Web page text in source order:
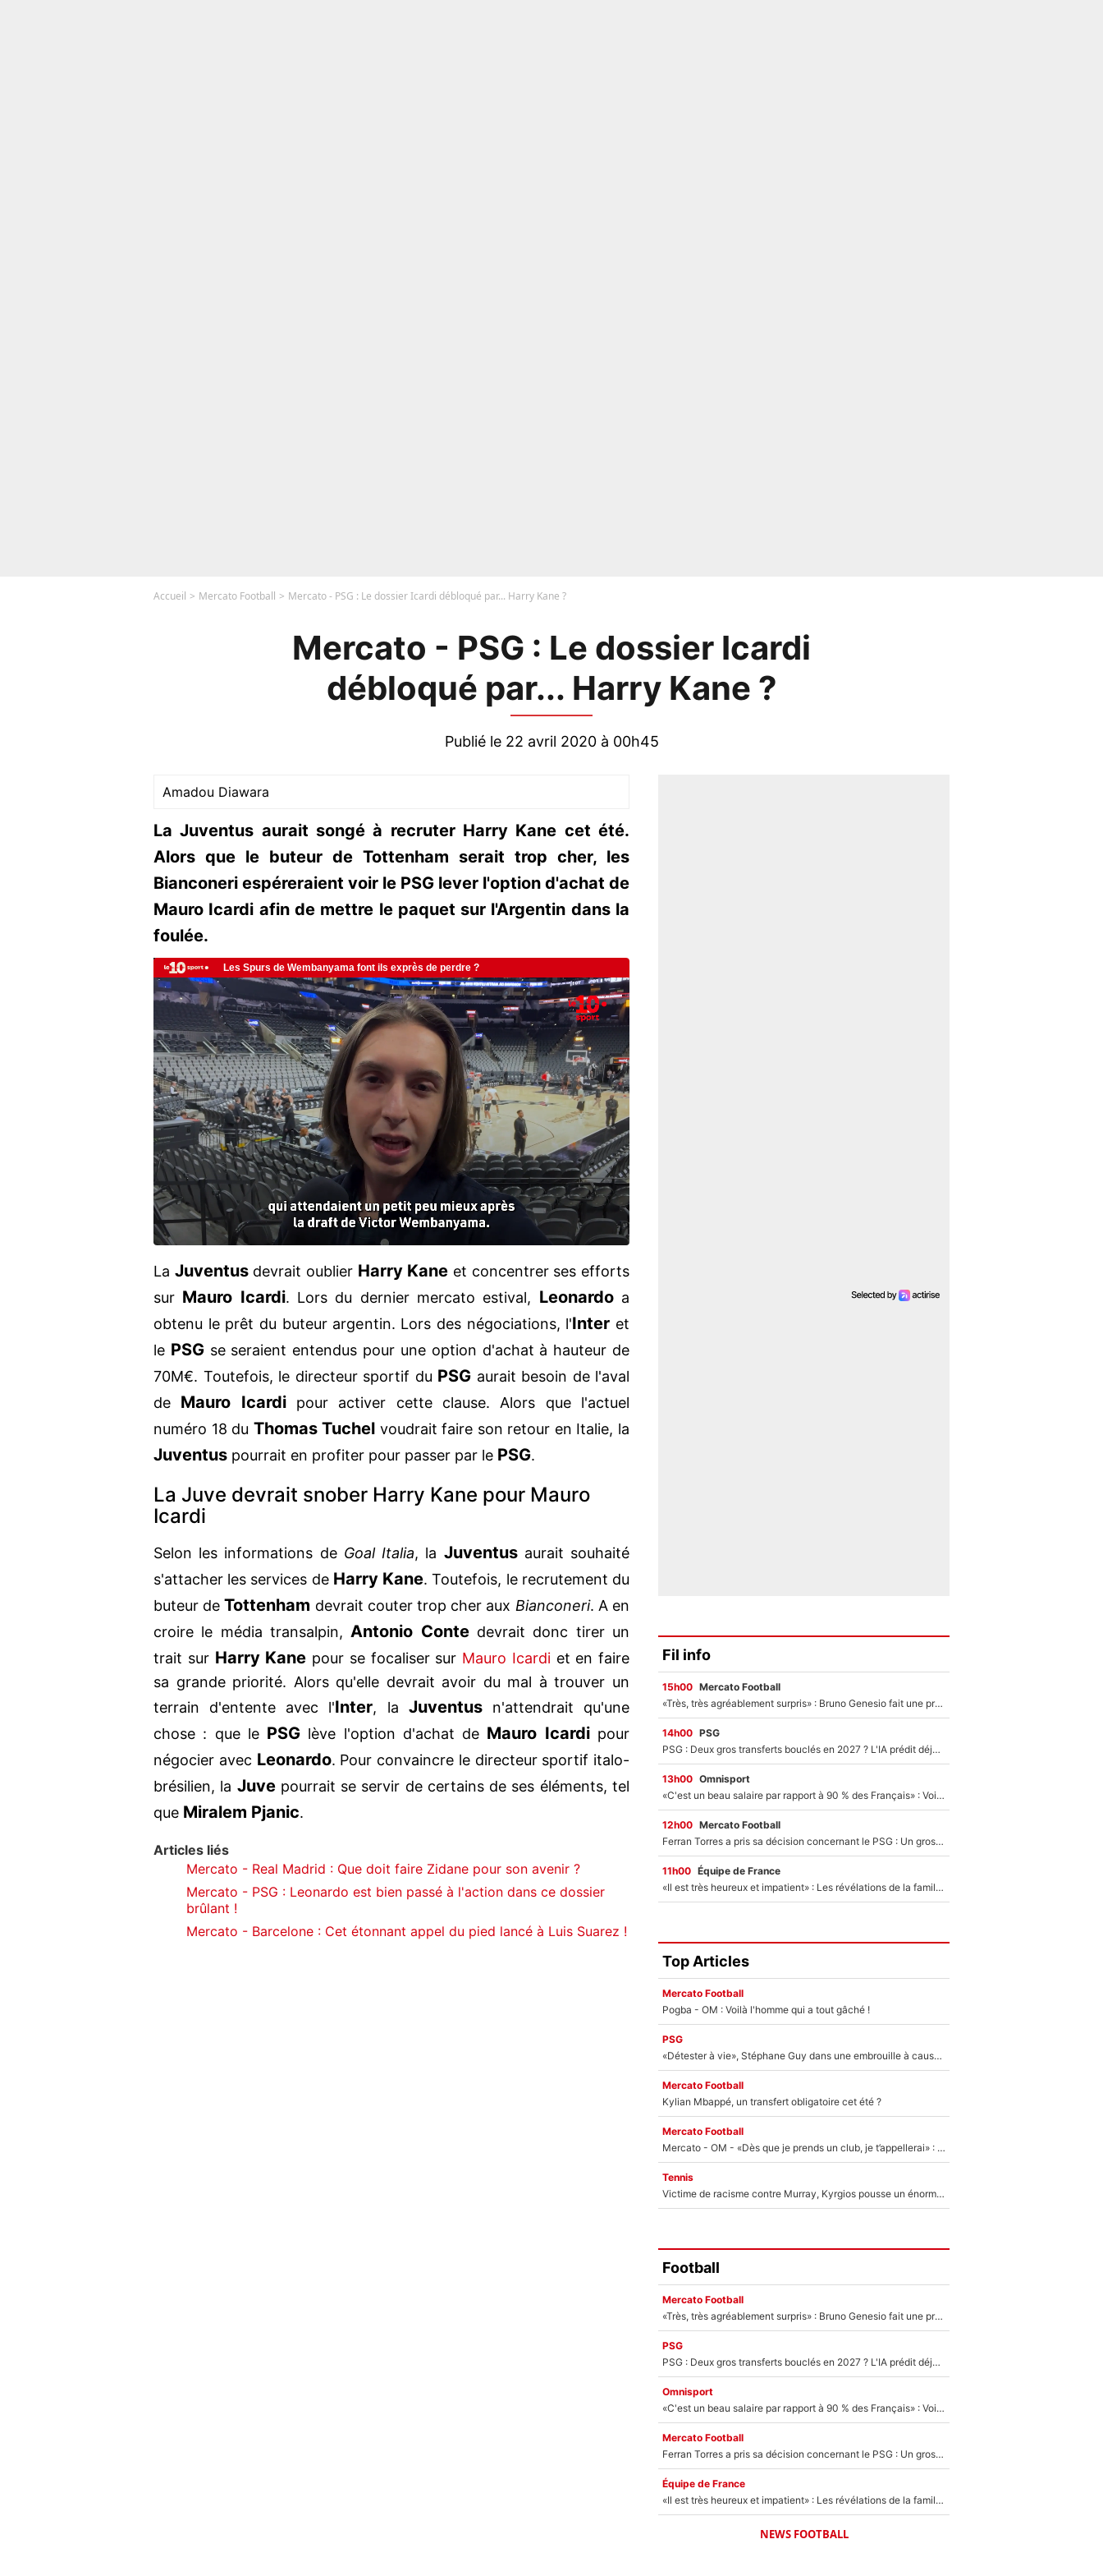
Accueil Mercato Football Mercato - PSG : Le dossier Icardi débloqué par... Harry Kane ?
Mercato - PSG : Le dossier Icardi
débloqué par... Harry Kane ?
Publié le 22 avril 2020 à 00h45
Amadou Diawara
La Juventus aurait songé à recruter Harry Kane cet été.
Alors que le buteur de Tottenham serait trop cher, les
Bianconeri espéreraient voir le PSG lever l'option d'achat de
Mauro Icardi afin de mettre le paquet sur l'Argentin dans la
foulée.
La Juventusdevrait oublier Harry Kane et concentrer ses efforts
sur Mauro Icardi. Lors du dernier mercato estival, Leonardoa
obtenu le prêt du buteur argentin. Lors des négociations, l'Inter et
le PSGse seraient entendus pour une option d'achat à hauteur de
70M€. Toutefois, le directeur sportif du PSG aurait besoin de l'aval
de Mauro Icardipour activer cette clause. Alors que l'actuel
numéro 18 du Thomas Tuchel voudrait faire son retour en Italie, la
Juventus pourrait en profiter pour passer par le PSG.
La Juve devrait snober Harry Kane pour Mauro
Icardi
Selon les informations de Goal Italia, la Juventusaurait souhaité
s'attacher les services de Harry Kane. Toutefois, le recrutement du
buteur deTottenham devrait couter trop cher aux Bianconeri. A en
croire le média transalpin,Antonio Contedevrait donc tirer un
trait sur Harry Kane pour se focaliser sur Mauro Icardiet en faire
sa grande priorité. Alors qu'elle devrait avoir du mal à trouver un
terrain d'entente avec l'Inter, la Juventusn'attendrait qu'une
chose : que le PSG lève l'option d'achat de Mauro Icardipour
négocier avec Leonardo. Pour convaincre le directeur sportif italo-
brésilien, la Juvepourrait se servir de certains de ses éléments, tel
que Miralem Pjanic.
Articles liés
Mercato - Real Madrid : Que doit faire Zidane pour son avenir ?
Mercato - PSG : Leonardo est bien passé à l'action dans ce dossier
brûlant !
Mercato - Barcelone : Cet étonnant appel du pied lancé à Luis Suarez !
Fil info
15h00 Mercato Football
«Très, très agréablement surpris» : Bruno Genesio fait une promesse pour la suite du mercato de l’OM et rassure les supporters
14h00 PSG
PSG : Deux gros transferts bouclés en 2027 ? L'IA prédit déjà les deux joueurs qui pourraient rejoindre Luis Enrique !
13h00 Omnisport
«C'est un beau salaire par rapport à 90 % des Français» : Voilà combien touchait Nelson Monfort sur France Télévisions avant de rejoindre CNews
12h00 Mercato Football
Ferran Torres a pris sa décision concernant le PSG : Un gros club étranger prêt à relancer le feuilleton pour la signature du champion du monde 2026 !
11h00 Équipe de France
«Il est très heureux et impatient» : Les révélations de la famille Zidane sur sa prise de pouvoir en équipe de France !
Top Articles
Mercato Football
Pogba - OM : Voilà l'homme qui a tout gâché !
PSG
«Détester à vie», Stéphane Guy dans une embrouille à cause du PSG !
Mercato Football
Kylian Mbappé, un transfert obligatoire cet été ?
Mercato Football
Mercato - OM - «Dès que je prends un club, je t’appellerai» : La promesse de Marcelino au moment de claquer la porte
Tennis
Victime de racisme contre Murray, Kyrgios pousse un énorme coup de gueule !
Football
Mercato Football
«Très, très agréablement surpris» : Bruno Genesio fait une promesse pour la suite du mercato de l’OM et rassure les supporters
PSG
PSG : Deux gros transferts bouclés en 2027 ? L'IA prédit déjà les deux joueurs qui pourraient rejoindre Luis Enrique !
Omnisport
«C'est un beau salaire par rapport à 90 % des Français» : Voilà combien touchait Nelson Monfort sur France Télévisions avant de rejoindre CNews
Mercato Football
Ferran Torres a pris sa décision concernant le PSG : Un gros club étranger prêt à relancer le feuilleton pour la signature du champion du monde 2026 !
Équipe de France
«Il est très heureux et impatient» : Les révélations de la famille Zidane sur sa prise de pouvoir en équipe de France !
NEWS FOOTBALL